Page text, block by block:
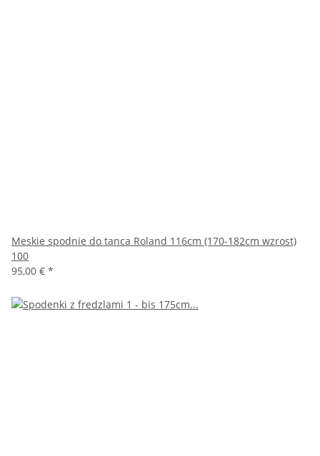
Meskie spodnie do tanca Roland 116cm (170-182cm wzrost)
100
95,00 € *